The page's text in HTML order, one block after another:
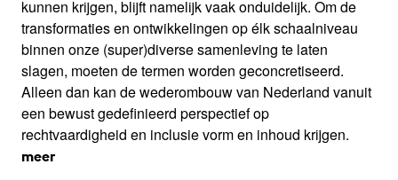
kunnen krijgen, blijft namelijk vaak onduidelijk. Om de
transformaties en ontwikkelingen op élk schaalniveau
binnen onze (super)diverse samenleving te laten
slagen, moeten de termen worden geconcretiseerd.
Alleen dan kan de wederombouw van Nederland vanuit
een bewust gedefinieerd perspectief op
rechtvaardigheid en inclusie vorm en inhoud krijgen.
meer